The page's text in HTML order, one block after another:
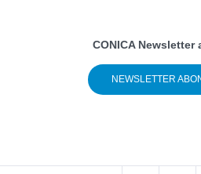
CONICA Newsletter
NEWSLETTER